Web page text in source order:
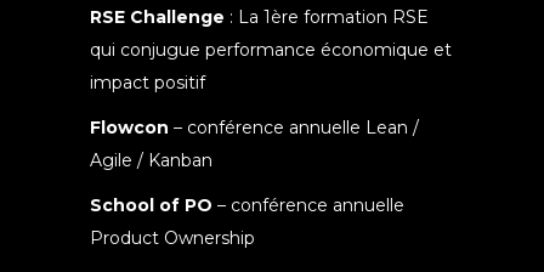
RSE Challenge : La 1ère formation RSE
qui conjugue performance économique et
impact positif
Flowcon – conférence annuelle Lean /
Agile / Kanban
School of PO – conférence annuelle
Product Ownership